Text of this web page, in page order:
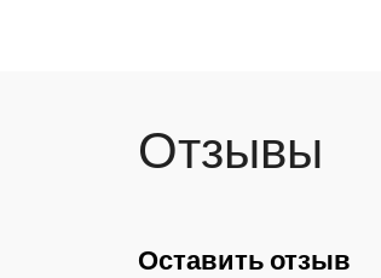
Отзывы
Оставить отзыв